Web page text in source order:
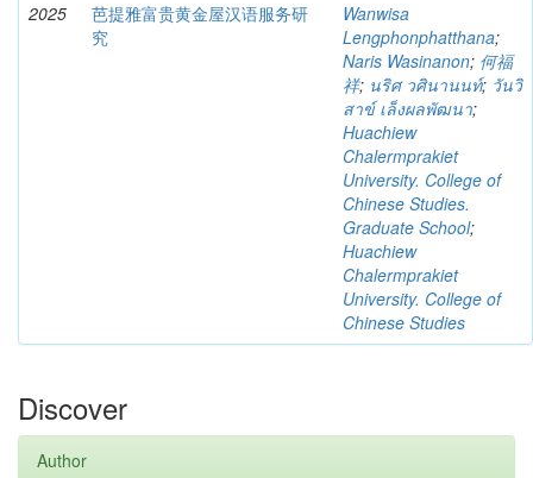
2025
芭提雅富贵黄金屋汉语服务研
究
Wanwisa
Lengphonphatthana;
Naris Wasinanon; 何福
祥; นริศ วศินานนท์; วันวิ
สาข์ เล็งผลพัฒนา;
Huachiew
Chalermprakiet
University. College of
Chinese Studies.
Graduate School;
Huachiew
Chalermprakiet
University. College of
Chinese Studies
Discover
Author